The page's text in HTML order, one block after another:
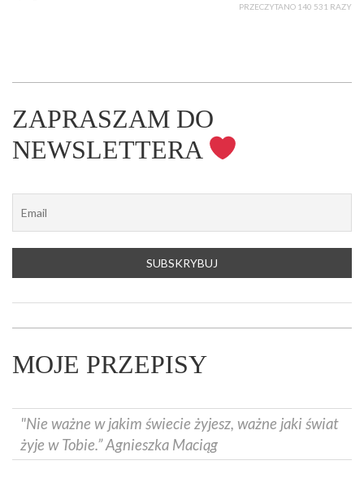
PRZECZYTANO 140 531 RAZY
ZAPRASZAM DO
NEWSLETTERA
MOJE PRZEPISY
"Nie ważne w jakim świecie żyjesz, ważne jaki świat
żyje w Tobie.” Agnieszka Maciąg